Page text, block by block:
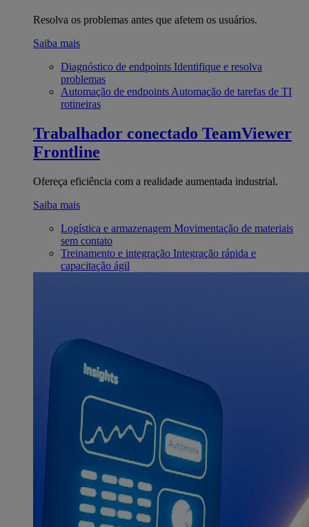
Resolva os problemas antes que afetem os usuários.
Saiba mais
Diagnóstico de endpoints Identifique e resolva
problemas
Automação de endpoints Automação de tarefas de TI
rotineiras
Trabalhador conectado TeamViewer
Frontline
Ofereça eficiência com a realidade aumentada industrial.
Saiba mais
Logística e armazenagem Movimentação de materiais
sem contato
Treinamento e integração Integração rápida e
capacitação ágil